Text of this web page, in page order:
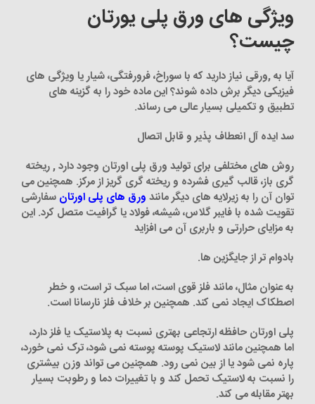
ویژگی های ورق پلی یورتان
چیست؟
آیا به ,ورقی نیاز دارید که با سوراخ، فرورفتگی، شیار یا ویژگی های
فیزیکی دیگر برش داده شوند؟ این ماده خود را به گزینه های
تطبیق و تکمیلی بسیار عالی می رساند.
سد ایده آل انعطاف پذیر و قابل اتصال
روش های مختلفی برای تولید ورق پلی اورتان وجود دارد , ریخته
گری باز، قالب گیری فشرده و ریخته گری گریز از مرکز. همچنین می
توان آن را به زیرلایه های دیگر مانند ورق های پلی اورتان سفارشی
تقویت شده با فایبر گلاس، شیشه، فولاد یا گرافیت متصل کرد. این
به مزایای حرارتی و باربری آن می افزاید
بادوام تر از جایگزین ها.
به عنوان مثال، مانند فلز قوی است، اما سبک تر است، و خطر
اصطکاک ایجاد نمی کند. همچنین بر خلاف فلز نارسانا است.
پلی اورتان حافظه ارتجاعی بهتری نسبت به پلاستیک یا فلز دارد،
اما همچنین مانند لاستیک پوسته پوسته نمی شود، ترک نمی خورد،
پاره نمی شود یا از بین نمی رود. همچنین می تواند وزن بیشتری
را نسبت به لاستیک تحمل کند و با تغییرات دما و رطوبت بسیار
بهتر مقابله می کند.